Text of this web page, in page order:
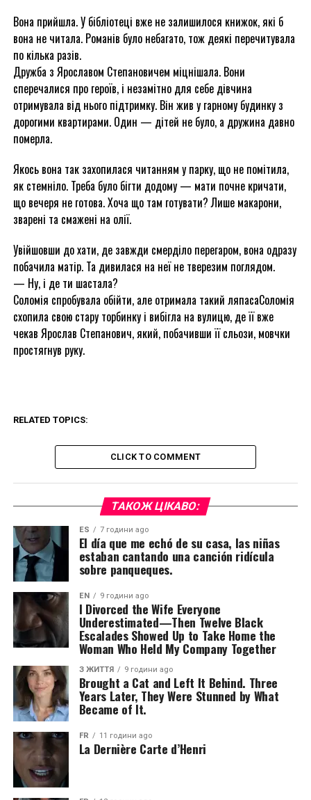
Вона прийшла. У бібліотеці вже не залишилося книжок, які б
вона не читала. Романів було небагато, тож деякі перечитувала
по кілька разів.
Дружба з Ярославом Степановичем міцнішала. Вони
сперечалися про героїв, і незамітно для себе дівчина
отримувала від нього підтримку. Він жив у гарному будинку з
дорогими квартирами. Один — дітей не було, а дружина давно
померла.
Якось вона так захопилася читанням у парку, що не помітила,
як стемніло. Треба було бігти додому — мати почне кричати,
що вечеря не готова. Хоча що там готувати? Лише макарони,
зварені та смажені на олії.
Увійшовши до хати, де завжди смерділо перегаром, вона одразу
побачила матір. Та дивилася на неї не тверезим поглядом.
— Ну, і де ти шастала?
Соломія спробувала обійти, але отримала такий ляпасаСоломія
схопила свою стару торбинку і вибігла на вулицю, де її вже
чекав Ярослав Степанович, який, побачивши її сльози, мовчки
простягнув руку.
RELATED TOPICS:
CLICK TO COMMENT
ТАКОЖ ЦІКАВО:
ES 7 години ago
El día que me echó de su casa, las niñas
estaban cantando una canción ridícula
sobre panqueques.
EN 9 години ago
I Divorced the Wife Everyone
Underestimated—Then Twelve Black
Escalades Showed Up to Take Home the
Woman Who Held My Company Together
З ЖИТТЯ 9 години ago
Brought a Cat and Left It Behind. Three
Years Later, They Were Stunned by What
Became of It.
FR 11 години ago
La Dernière Carte d’Henri